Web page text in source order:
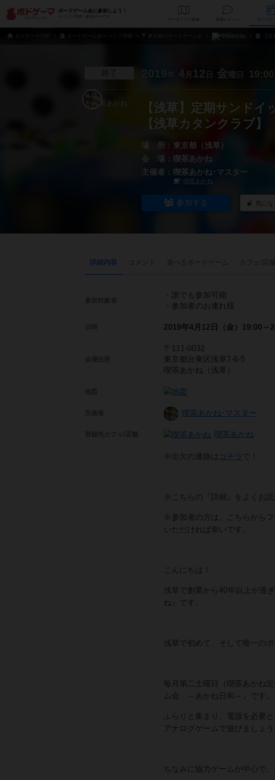
ボードゲーム会に参加しよう！
イベント作成・参加サービス
データベース 新着レビュー
ボドゲーマTOP 【浅
2019年 4 月 12 日 金 曜日
【浅草】定期サンド
【浅草カタンクラブ】
場 所： 東京都（浅草）
会 場： 喫茶あかね
主催者： 喫茶あかね･マスター
喫茶あかね
参加する 気にな
詳細内容
・誰でも参加可能
・参加者のお連れ様
2019年4月12日（金） 19:00～
〒111-0032
東京都台東区浅草7-6-5
喫茶あかね（浅草）
喫茶あかね･マスター
喫茶あかね
※出欠の連絡は コチラ で！
※こちらの『詳細』をよくお
※参加者の方は、こちらから
いただければ幸いです。
こんにちは！
浅草で創業から40年以上が過
ね』です。
浅草で初めて、そして唯一の
毎月第二土曜日（喫茶あかね
ム会 ～あかね日和～』です。
ふらりと集まり、電源を必要
アナログゲームで遊びましょう
ちなみに協力ゲームが中心で